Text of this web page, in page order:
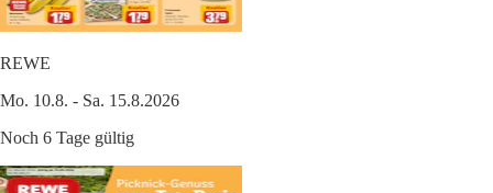
REWE
Mo. 10.8. - Sa. 15.8.2026
Noch 6 Tage gültig